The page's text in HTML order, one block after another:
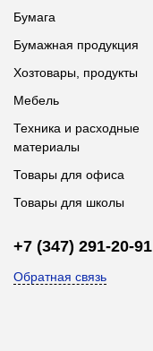
Бумага
Бумажная продукция
Хозтовары, продукты
Мебель
Техника и расходные
материалы
Товары для офиса
Товары для школы
+7 (347) 291-20-91
Обратная связь